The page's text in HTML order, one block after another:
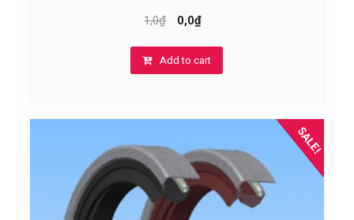
1,0₫ 0,0₫
Add to cart
SALE!